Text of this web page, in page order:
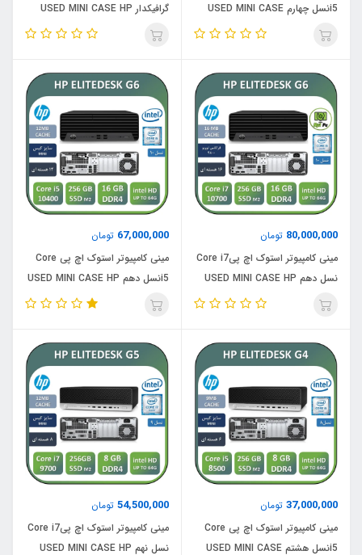
i5نسل چهارم USED MINI CASE
HP ELITE DESK G1 USDT/Core
MSATA/HDD500
گرافیکدار USED MINI CASE HP
ELITEDESK 705 G4/CPU AMD
256/GPU AMD
80,000,000 تومان
مینی کامپیوتر استوک اچ پیCore i7
نسل دهم USED MINI CASE HP
ELITEDESK G6/ CPU Core i7
67,000,000 تومان
مینی کامپیوتر استوک اچ پی Core
i5نسل دهم USED MINI CASE HP
G6 /CPU Core i5
37,000,000 تومان
مینی کامپیوتر استوک اچ پی Core
i5نسل هشتم USED MINI CASE
54,500,000 تومان
مینی کامپیوتر استوک اچ پیCore i7
نسل نهم USED MINI CASE HP